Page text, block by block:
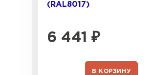
(RAL8017)
6 441 ₽
В КОРЗИНУ